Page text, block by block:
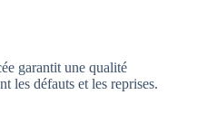
garantit une qualité
les défauts et les reprises.